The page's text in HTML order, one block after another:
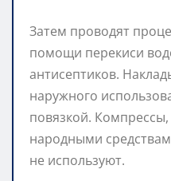
Затем проводят
помощи перекиси
антисептиков.
наружного
повязкой.
народными
не используют.